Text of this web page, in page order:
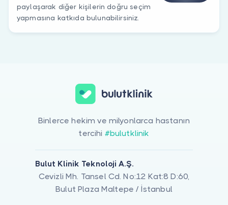
paylaşarak diğer kişilerin doğru seçim
yapmasına katkıda bulunabilirsiniz.
Binlerce hekim ve milyonlarca hastanın
tercihi #bulutklinik
Bulut Klinik Teknoloji A.Ş.
Cevizli Mh. Tansel Cd. No:12 Kat:8 D:60,
Bulut Plaza Maltepe / İstanbul